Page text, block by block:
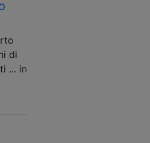
di
... in